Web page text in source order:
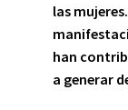
las
han
a generar